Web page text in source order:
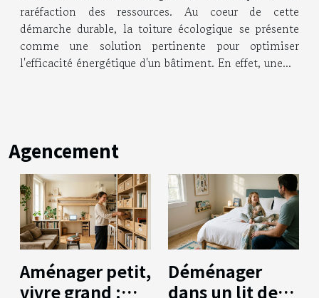
raréfaction des ressources. Au coeur de cette
démarche durable, la toiture écologique se présente
comme une solution pertinente pour optimiser
l'efficacité énergétique d'un bâtiment. En effet, une...
Agencement
Aménager petit,
vivre grand :
Déménager
dans un lit de